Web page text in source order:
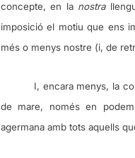
concepte, en la nostra
imposició el motiu que ens
més o menys nostre (i, de
I, encara menys, la
de mare, només en
agermana amb tots aquells